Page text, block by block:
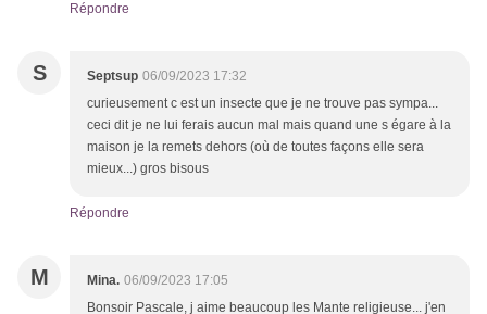
Répondre
S Septsup 06/09/2023 17:32
curieusement c est un insecte que je ne trouve pas sympa...
ceci dit je ne lui ferais aucun mal mais quand une s égare à la
maison je la remets dehors (où de toutes façons elle sera
mieux...) gros bisous
Répondre
M Mina. 06/09/2023 17:05
Bonsoir Pascale, j aime beaucoup les Mante religieuse... j'en